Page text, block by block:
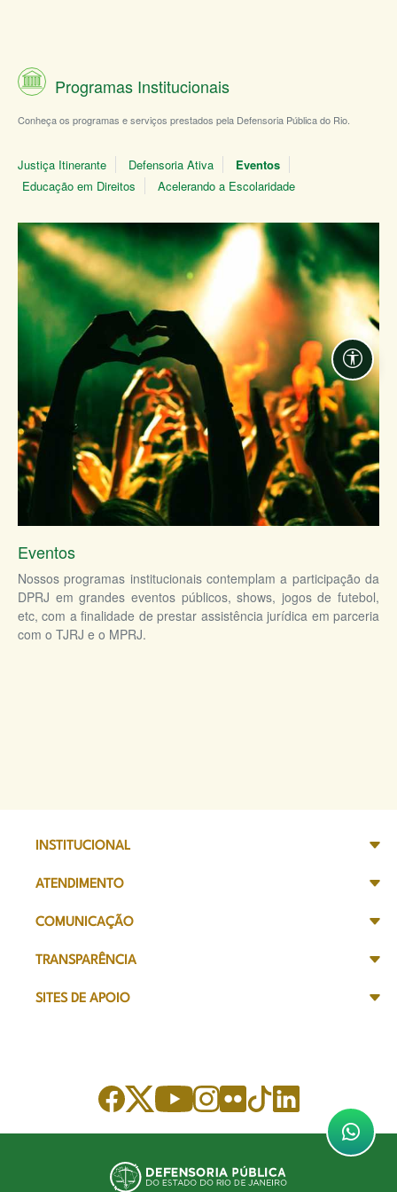
Programas Institucionais
Conheça os programas e serviços prestados pela Defensoria Pública do Rio.
Justiça Itinerante Defensoria Ativa
Eventos
Educação em Direitos
Acelerando a Escolaridade
Eventos
Nossos programas institucionais contemplam a participação da
DPRJ em grandes eventos públicos, shows, jogos de futebol,
etc, com a finalidade de prestar assistência jurídica em parceria
com o TJRJ e o MPRJ.
INSTITUCIONAL
ATENDIMENTO
COMUNICAÇÃO
TRANSPARÊNCIA
SITES DE APOIO